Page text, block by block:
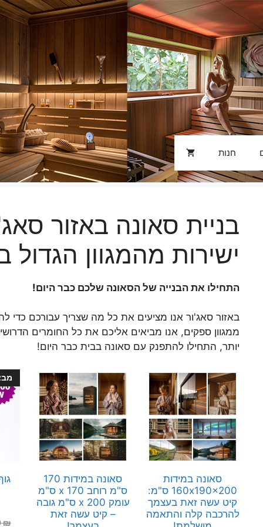
חנות
בניית סאונה באזור
ישירות מהמגוון הגדול
התחילו את הבנייה של הסאונה שלכם כבר היום!
באזור סאג'ור אנו מציעים את כל מה שצריך עבורכם כדי
ממגוון ספקים, אנו מביאים אליכם את כל החומרים
יותר, התחילו להתפנק עם סאונה בבית כבר היום!
סאונה במידות
160x190x200 ס"מ:
קיט עשה זאת בעצמך
להרכבה קלה והתאמה
סאונה במידות 170
ס"מ רוחב x 170 ס"מ
עומק x 200 ס"מ גובה
– קיט עשה זאת
₪